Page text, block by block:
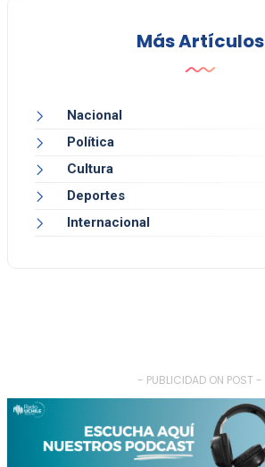
Más Artículos
Nacional
Política
Cultura
Deportes
Internacional
- PUBLICIDAD ON POST -